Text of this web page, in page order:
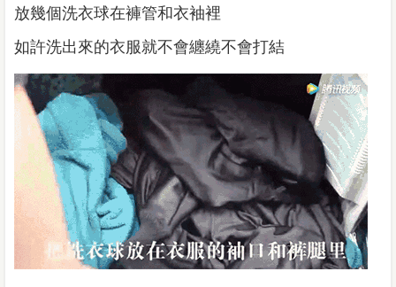
放幾個洗衣球在褲管和衣袖裡
如許洗出來的衣服就不會纏繞不會打結